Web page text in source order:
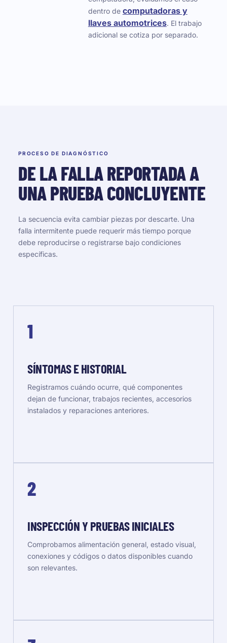
dentro de computadoras y
llaves automotrices. El trabajo
adicional se cotiza por separado.
PROCESO DE DIAGNÓSTICO
DE LA FALLA REPORTADA A
UNA PRUEBA CONCLUYENTE
La secuencia evita cambiar piezas por descarte. Una
falla intermitente puede requerir más tiempo porque
debe reproducirse o registrarse bajo condiciones
específicas.
1
SÍNTOMAS E HISTORIAL
Registramos cuándo ocurre, qué componentes
dejan de funcionar, trabajos recientes, accesorios
instalados y reparaciones anteriores.
2
INSPECCIÓN Y PRUEBAS INICIALES
Comprobamos alimentación general, estado visual,
conexiones y códigos o datos disponibles cuando
son relevantes.